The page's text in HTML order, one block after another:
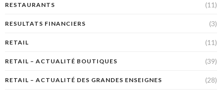
RESTAURANTS (11)
RESULTATS FINANCIERS (3)
RETAIL (11)
RETAIL – ACTUALITÉ BOUTIQUES (39)
RETAIL – ACTUALITÉ DES GRANDES ENSEIGNES (28)